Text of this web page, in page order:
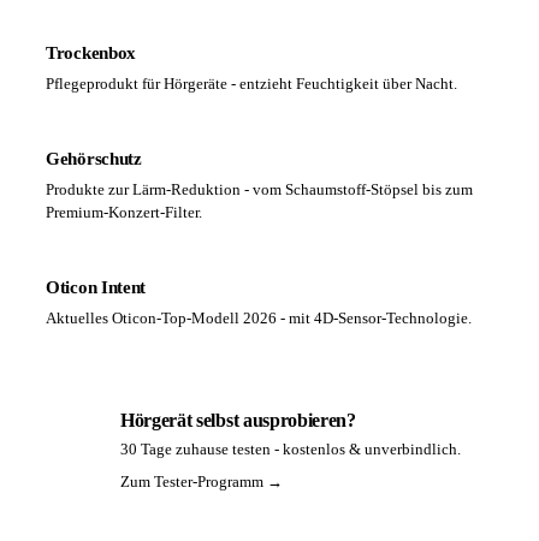
Trockenbox
Pflegeprodukt für Hörgeräte - entzieht Feuchtigkeit über Nacht.
Gehörschutz
Produkte zur Lärm-Reduktion - vom Schaumstoff-Stöpsel bis zum
Premium-Konzert-Filter.
Oticon Intent
Aktuelles Oticon-Top-Modell 2026 - mit 4D-Sensor-Technologie.
Hörgerät selbst ausprobieren?
30 Tage zuhause testen - kostenlos & unverbindlich.
Zum Tester-Programm →